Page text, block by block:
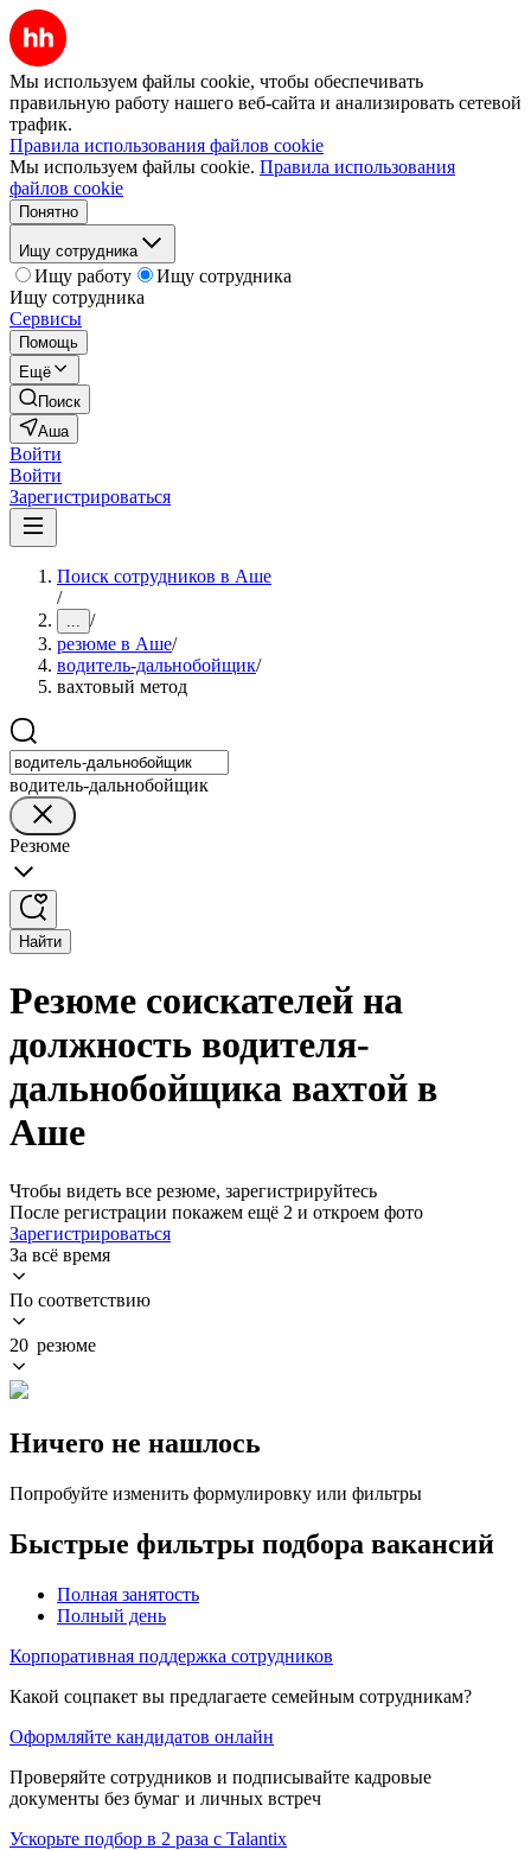
Мы используем файлы cookie, чтобы обеспечивать
правильную работу нашего веб-сайта и анализировать сетевой
трафик.
Правила использования файлов cookie
Мы используем файлы cookie. Правила использования
файлов cookie
Понятно
Ищу сотрудника
Ищу работу
Ищу сотрудника
Ищу сотрудника
Сервисы
Помощь
Ещё
Поиск
Аша
Войти
Войти
Зарегистрироваться
Поиск сотрудников в Аше
/
... /
резюме в Аше/
водитель-дальнобойщик/
вахтовый метод
водитель-дальнобойщик
Резюме
Найти
Резюме соискателей на
должность водителя-
дальнобойщика вахтой в
Аше
Чтобы видеть все резюме, зарегистрируйтесь
После регистрации покажем ещё 2 и откроем фото
Зарегистрироваться
За всё время
По соответствию
20 резюме
Ничего не нашлось
Попробуйте изменить формулировку или фильтры
Быстрые фильтры подбора вакансий
Полная занятость
Полный день
Корпоративная поддержка сотрудников
Какой соцпакет вы предлагаете семейным сотрудникам?
Оформляйте кандидатов онлайн
Проверяйте сотрудников и подписывайте кадровые
документы без бумаг и личных встреч
Ускорьте подбор в 2 раза с Talantix